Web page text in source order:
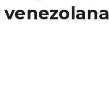
venezolana